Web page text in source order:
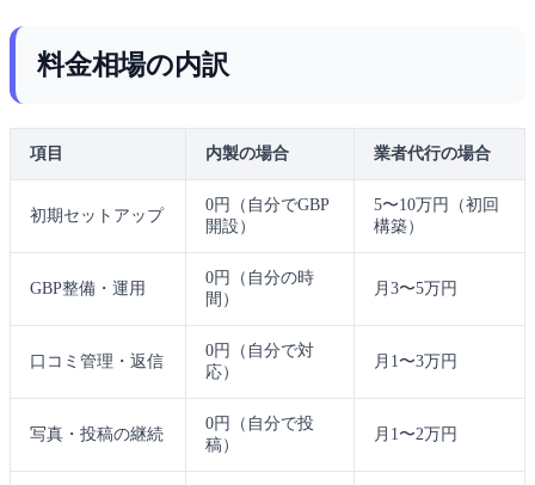
料金相場の内訳
項目 内製の場合 業者代行の場合
初期セットアップ
0円（自分でGBP
開設）
5〜10万円（初回
構築）
GBP整備・運用
0円（自分の時
間）
月3〜5万円
口コミ管理・返信
0円（自分で対
応）
月1〜3万円
写真・投稿の継続
0円（自分で投
稿）
月1〜2万円